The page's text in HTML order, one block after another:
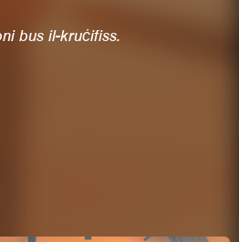
bus il-kruċifiss.
By continuing to